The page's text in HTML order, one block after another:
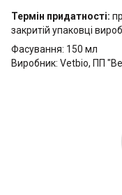
Термін придатності:
закритій упаковці
Фасування: 150 мл
Виробник: Vetbio, ПП